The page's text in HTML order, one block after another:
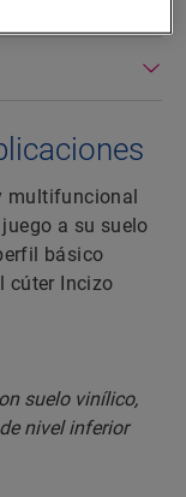
multifuncional
a su suelo
básico
cúter Incizo